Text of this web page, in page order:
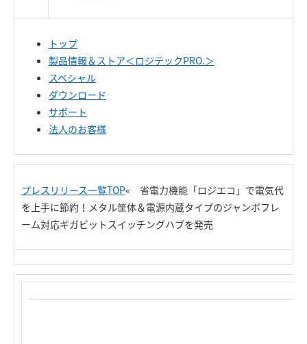
トップ
製品情報＆ストア＜ロジテックPRO.＞
スペシャル
ダウンロード
サポート
法人のお客様
プレスリリース一覧TOP« 省電力機能「ロジエコ」で電気代
を上手に節約！メタル筐体＆電源内蔵タイプのジャンボフレ
ーム対応ギガビットスイッチングハブを発売